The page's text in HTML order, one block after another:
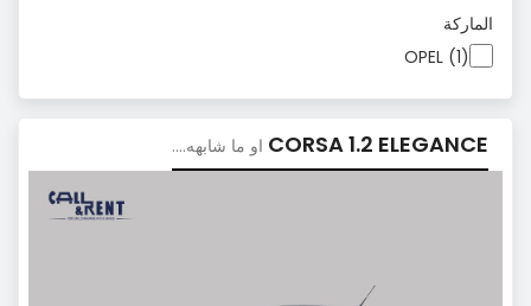
الماركة
OPEL (1)
CORSA 1.2 ELEGANCE او ما شابهه....